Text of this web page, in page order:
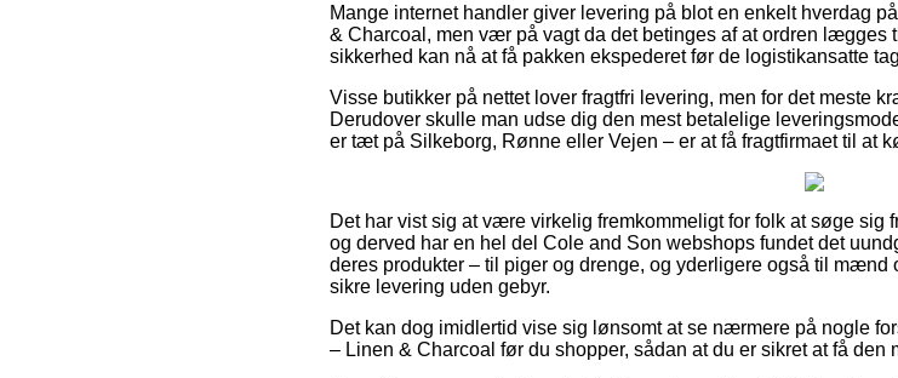
Mange internet handler giver levering på blot en enkelt hverdag
& Charcoal, men vær på vagt da det betinges af at ordren lægges
sikkerhed kan nå at få pakken ekspederet før de logistikansatte
Visse butikker på nettet lover fragtfri levering, men for det meste
Derudover skulle man udse dig den mest betalelige
er tæt på Silkeborg, Rønne eller Vejen – er at få fragtfirmaet til at
Det har vist sig at være virkelig fremkommeligt for folk at søge sig
og derved har en hel del Cole and Son webshops fundet det
deres produkter – til piger og drenge, og yderligere også til
sikre levering uden gebyr.
Det kan dog imidlertid vise sig lønsomt at se nærmere på nogle
– Linen & Charcoal før du shopper, sådan at du er sikret at få den